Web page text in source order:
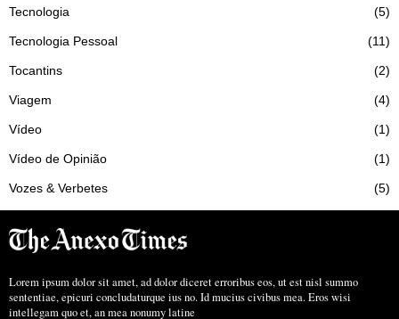
Tecnologia 5
Tecnologia Pessoal 11
Tocantins 2
Viagem 4
Vídeo 1
Vídeo de Opinião 1
Vozes & Verbetes 5
Lorem ipsum dolor sit amet, ad dolor diceret erroribus eos, ut est nisl summo
sententiae, epicuri concludaturque ius no. Id mucius civibus mea. Eros wisi
intellegam quo et, an mea nonumy latine